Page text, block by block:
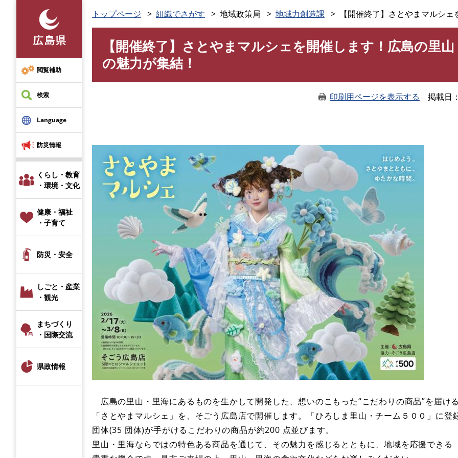
先
頭
で
す
閲覧補助
検索
Language
防災情報
くらし・教育
・環境・文化
健康・福祉
・子育て
防災・安全
しごと・産業
・観光
まちづくり
・国際交流
県政情報
トップページ 組織でさがす 地域政策局 地域力創造課 【開催終了】さとやまマルシ
【開催終了】さとやまマルシェを開催します！広島の里
の魅力が集結！
印刷用ページを表示する 掲載日
広島の里山・里海にあるものを生かして開発した、想いのこもった“こだわりの商品”を届け
「さとやまマルシェ」を、そごう広島店で開催します。「ひろしま里山・チーム５００」に登
団体(35 団体)が手がけるこだわりの商品が約200 点並びます。
里山・里海ならではの特色ある商品を通じて、その魅力を感じるとともに、地域を応援できる